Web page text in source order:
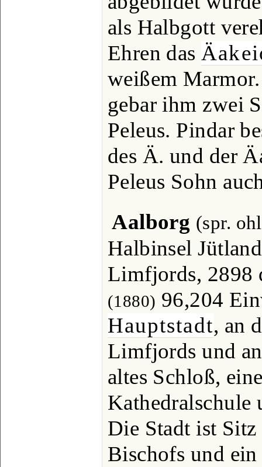
als Halbgott
Ehren das
weißem
gebar ihm zwei
Peleus. Pindar
des Ä. und der
Peleus Sohn
Aalborg (spr.
Halbinsel
Limfjords, 2898
(1880) 96,204
Hauptstadt, an
Limfjords und
altes Schloß,
Kathedralschule
Die Stadt ist Sitz
Bischofs und ein